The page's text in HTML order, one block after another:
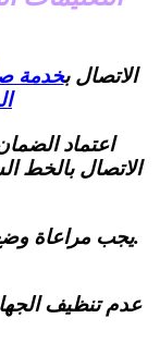
الاتصال بخدمة
اعتماد
الاتصال بالخط
.يجب مراعاة
عدم تنظيف